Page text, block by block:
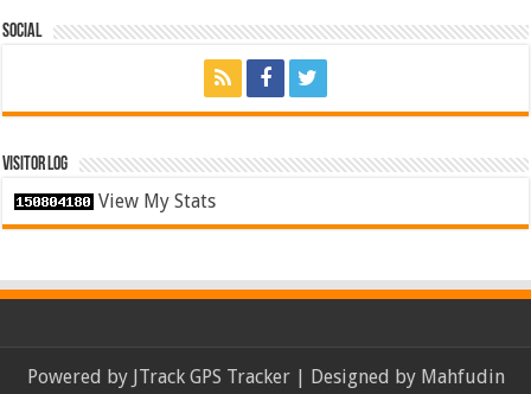
Social
Visitor Log
View My Stats
Powered by JTrack GPS Tracker| Designed by Mahfudin